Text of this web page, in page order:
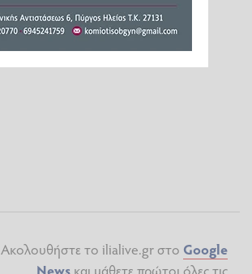
Ακολουθήστε το ilialive.gr στο Google